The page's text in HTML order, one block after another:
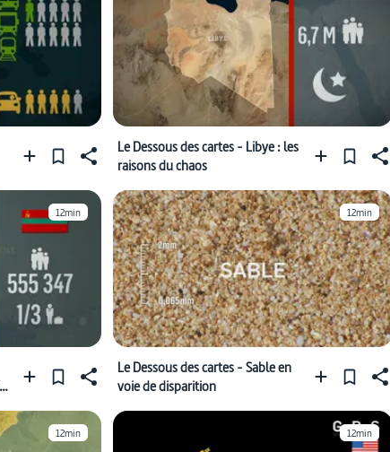
Le Dessous des cartes - Libye : les
raisons du chaos
12min 12min
Le Dessous des cartes - Sable en
voie de disparition
12min 12min